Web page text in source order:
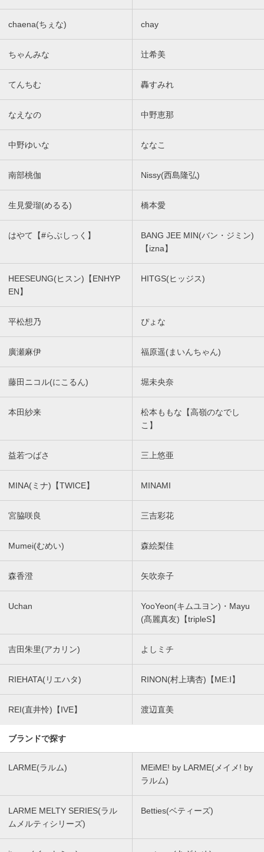
chaena(ちぇな) chay
ちゃんみな 辻希美
てんちむ 轟すみれ
なえなの 中野恵那
中野ゆいな ななこ
南部桃伽 Nissy(西島隆弘)
生見愛瑠(めるる) 橋本愛
はやて【#らぶしっく】
BANG JEE MIN(バン・ジミン)
【izna】
HEESEUNG(ヒスン)【ENHYP
EN】
HITGS(ヒッジス)
平松想乃 ぴょな
廣瀬麻伊 福原遥(まいんちゃん)
藤田ニコル(にこるん) 堀未央奈
本田紗来
松本ももな【高嶺のなでし
こ】
益若つばさ 三上悠亜
MINA(ミナ)【TWICE】 MINAMI
宮脇咲良 三吉彩花
Mumei(むめい) 森絵梨佳
森香澄 矢吹奈子
Uchan
YooYeon(キムユヨン)・Mayu
(髙麗真友)【tripleS】
吉田朱里(アカリン) よしミチ
RIEHATA(リエハタ) RINON(村上璃杏)【ME:I】
REI(直井怜)【IVE】 渡辺直美
ブランドで探す
LARME(ラルム)
MEiME! by LARME(メイメ! by
ラルム)
LARME MELTY SERIES(ラル
ムメルティシリーズ)
Betties(ベティーズ)